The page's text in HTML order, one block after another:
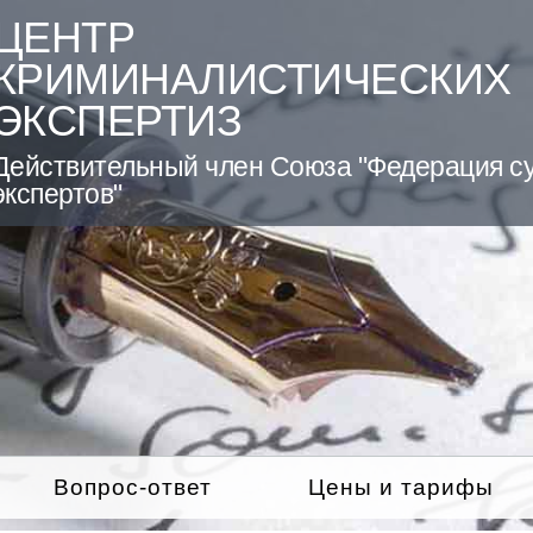
член Союза "Федерация
Вопрос-ответ Цены и тарифы